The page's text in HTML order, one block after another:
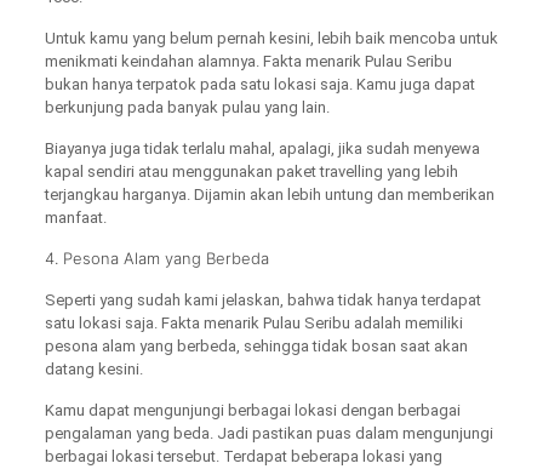
Untuk kamu yang belum pernah kesini, lebih baik mencoba untuk
menikmati keindahan alamnya. Fakta menarik Pulau Seribu
bukan hanya terpatok pada satu lokasi saja. Kamu juga dapat
berkunjung pada banyak pulau yang lain.
Biayanya juga tidak terlalu mahal, apalagi, jika sudah menyewa
kapal sendiri atau menggunakan paket travelling yang lebih
terjangkau harganya. Dijamin akan lebih untung dan memberikan
manfaat.
4. Pesona Alam yang Berbeda
Seperti yang sudah kami jelaskan, bahwa tidak hanya terdapat
satu lokasi saja. Fakta menarik Pulau Seribu adalah memiliki
pesona alam yang berbeda, sehingga tidak bosan saat akan
datang kesini.
Kamu dapat mengunjungi berbagai lokasi dengan berbagai
pengalaman yang beda. Jadi pastikan puas dalam mengunjungi
berbagai lokasi tersebut. Terdapat beberapa lokasi yang